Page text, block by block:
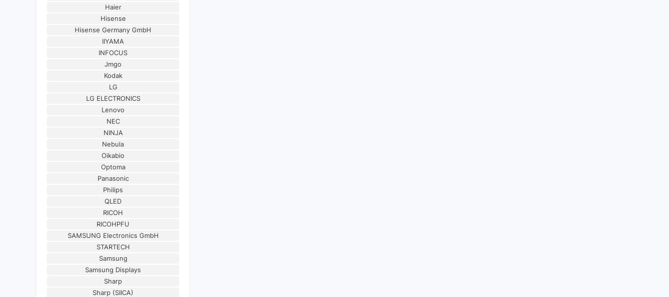
Haier
Hisense
Hisense Germany GmbH
IIYAMA
INFOCUS
Jmgo
Kodak
LG
LG ELECTRONICS
Lenovo
NEC
NINJA
Nebula
Oikabio
Optoma
Panasonic
Philips
QLED
RICOH
RICOHPFU
SAMSUNG Electronics GmbH
STARTECH
Samsung
Samsung Displays
Sharp
Sharp (SIICA)